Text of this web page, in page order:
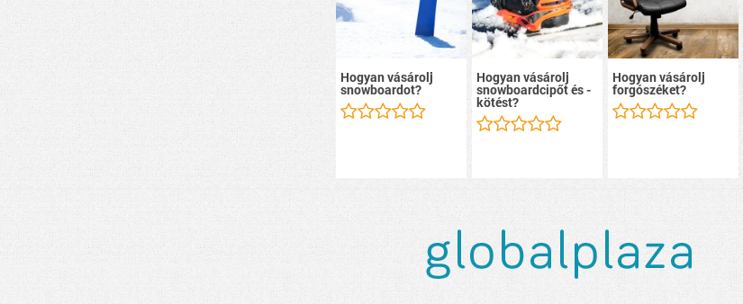
Hogyan vásárolj
snowboardot?
Hogyan vásárolj
snowboardcipőt és -
kötést?
Hogyan vásárolj
forgószéket?